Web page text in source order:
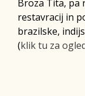
Broza Tita, pa
restavracij in
brazilske,
(klik tu za